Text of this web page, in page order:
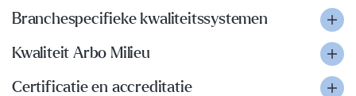
Branchespecifieke kwaliteitssystemen
Kwaliteit Arbo Milieu
Certificatie en accreditatie